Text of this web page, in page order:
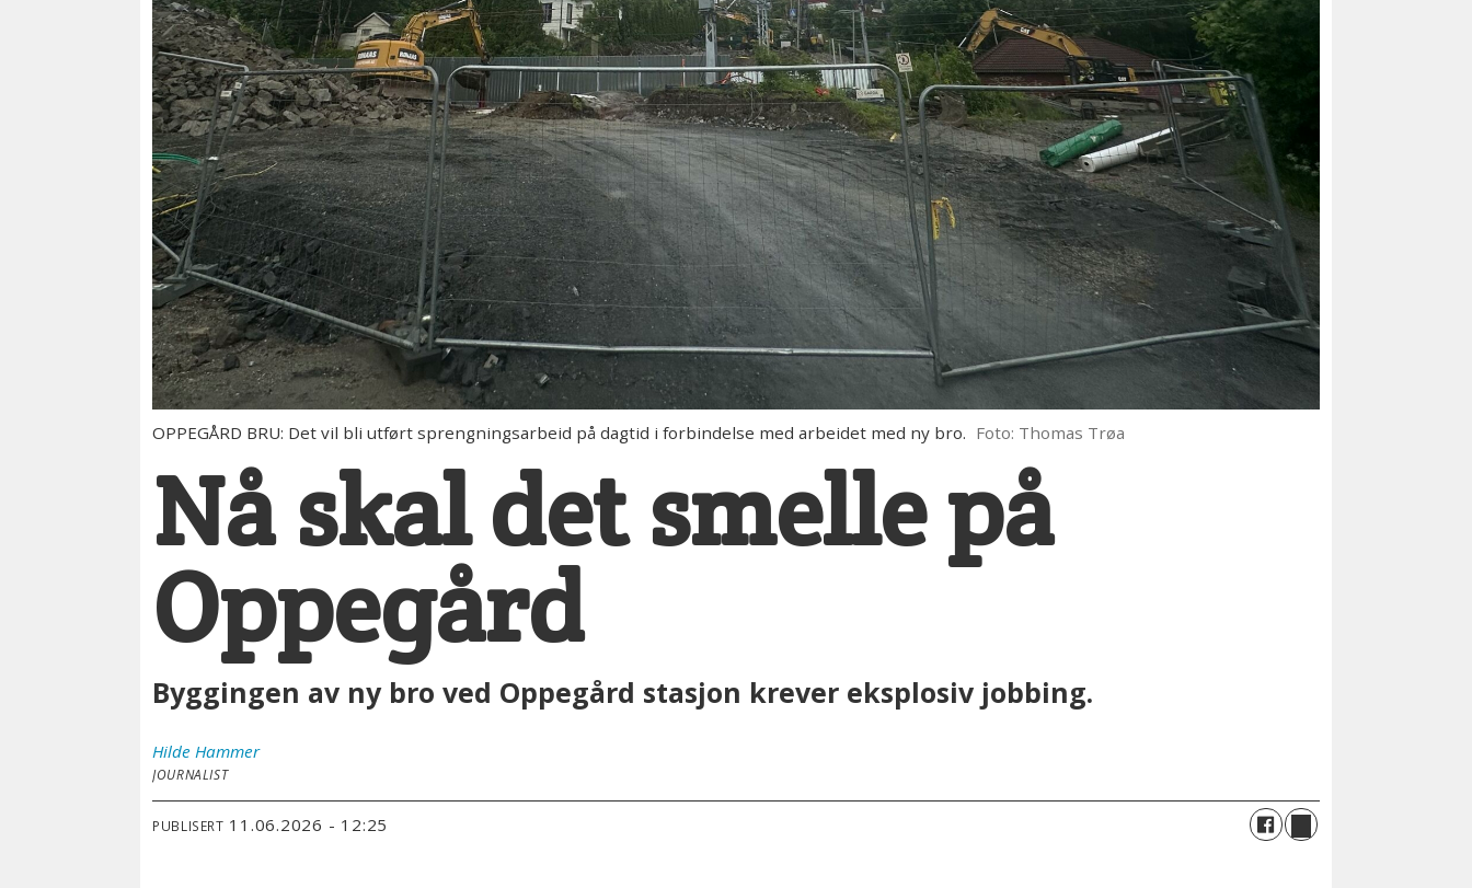
OPPEGÅRD BRU: Det vil bli utført sprengningsarbeid på dagtid i forbindelse med arbeidet med ny bro. Foto: Thomas Trøa
Nå skal det smelle på
Oppegård
Byggingen av ny bro ved Oppegård stasjon krever eksplosiv jobbing.
Hilde Hammer
JOURNALIST
PUBLISERT 11.06.2026 - 12:25